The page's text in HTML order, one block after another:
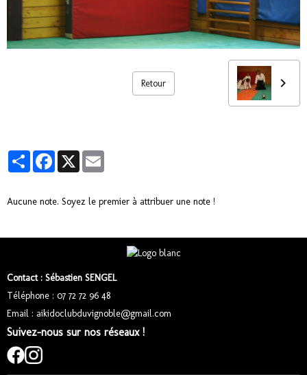
Retour
PartagerFacebook
X
Aucune note. Soyez le premier à attribuer une note !
Contact : Sébastien SENGEL
Téléphone : 07 72 72 96 48
Email : aikidoclubduvignoble@gmail.com
Suivez-nous sur nos réseaux !